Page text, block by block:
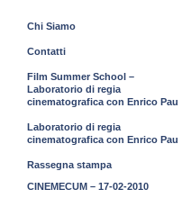
Chi Siamo
Contatti
Film Summer School –
Laboratorio di regia
cinematografica con Enrico Pau
Laboratorio di regia
cinematografica con Enrico Pau
Rassegna stampa
CINEMECUM – 17-02-2010